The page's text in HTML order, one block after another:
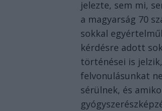
jelezte, sem mi,
a magyarság 70
sokkal
kérdésre adott
történései is
felvonulásunkat
sérülnek, és